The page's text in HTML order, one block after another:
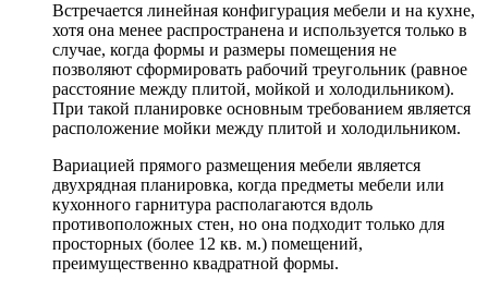
Встречается линейная конфигурация мебели и на кухне,
хотя она менее распространена и используется только в
случае, когда формы и размеры помещения не
позволяют сформировать рабочий треугольник (равное
расстояние между плитой, мойкой и холодильником).
При такой планировке основным требованием является
расположение мойки между плитой и холодильником.
Вариацией прямого размещения мебели является
двухрядная планировка, когда предметы мебели или
кухонного гарнитура располагаются вдоль
противоположных стен, но она подходит только для
просторных (более 12 кв. м.) помещений,
преимущественно квадратной формы.